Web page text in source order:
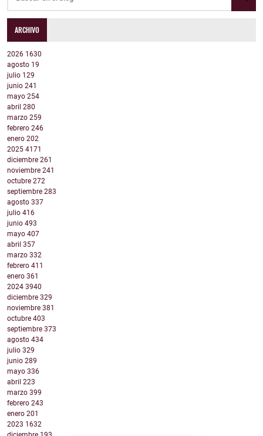
ARCHIVO
2026 1630
agosto 19
julio 129
junio 241
mayo 254
abril 280
marzo 259
febrero 246
enero 202
2025 4171
diciembre 261
noviembre 241
octubre 272
septiembre 283
agosto 337
julio 416
junio 493
mayo 407
abril 357
marzo 332
febrero 411
enero 361
2024 3940
diciembre 329
noviembre 381
octubre 403
septiembre 373
agosto 434
julio 329
junio 289
mayo 336
abril 223
marzo 399
febrero 243
enero 201
2023 1632